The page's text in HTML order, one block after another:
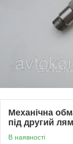
Механічна
під другий
В наявності